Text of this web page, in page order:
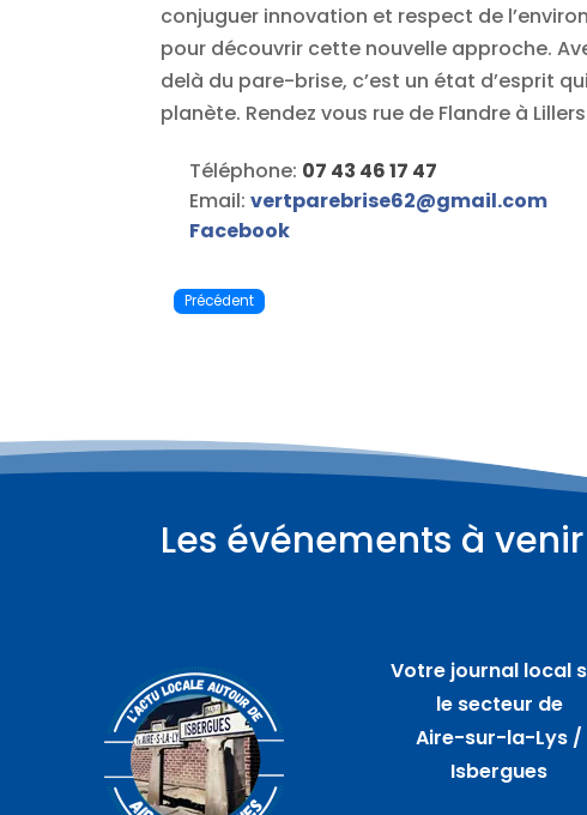
conjuguer innovation et respect de
pour découvrir cette nouvelle approche.
delà du pare-brise, c’est un état d’esprit
planète. Rendez vous rue de Flandre à
Téléphone: 07 43 46 17 47
Email:vertparebrise62@gmail.com
Facebook
Précédent
Les événements à venir
Votre journal local
le secteur de
Aire-sur-la-Lys /
Isbergues